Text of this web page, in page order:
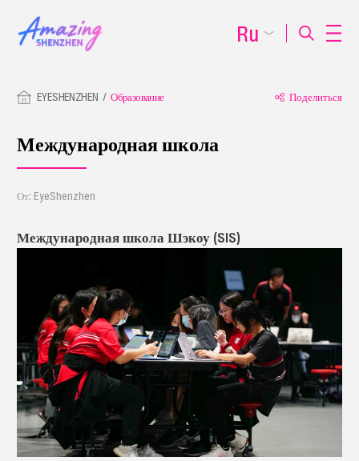
EYESHENZHEN Образование Поделиться
Международная школа
От: EyeShenzhen
Международная школа Шэкоу (SIS)
Ru